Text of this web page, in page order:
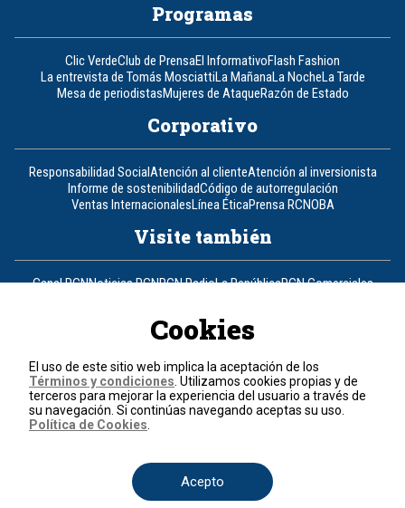
Programas
Clic VerdeClub de PrensaEl InformativoFlash Fashion
La entrevista de Tomás MosciattiLa MañanaLa NocheLa Tarde
Mesa de periodistasMujeres de AtaqueRazón de Estado
Corporativo
Responsabilidad SocialAtención al clienteAtención al inversionista
Informe de sostenibilidadCódigo de autorregulación
Ventas InternacionalesLínea ÉticaPrensa RCNOBA
Visite también
Canal RCNNoticias RCNRCN RadioLa RepúblicaRCN Comerciales
Un producto de RCN Televisión
Contáctenos
Teléfono+57 (601) 426 92 92
Términos y condiciones
© 2026, RCN Medios.
Cookies
El uso de este sitio web implica la aceptación de los
Términos y condiciones . Utilizamos cookies propias y de
terceros para mejorar la experiencia del usuario a través de
su navegación. Si continúas navegando aceptas su uso.
Política de Cookies
Acepto